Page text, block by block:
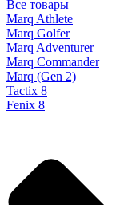
Все товары
Marq Athlete
Marq Golfer
Marq Adventurer
Marq Commander
Marq (Gen 2)
Tactix 8
Fenix 8